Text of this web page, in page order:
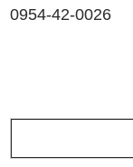
0954-42-0026